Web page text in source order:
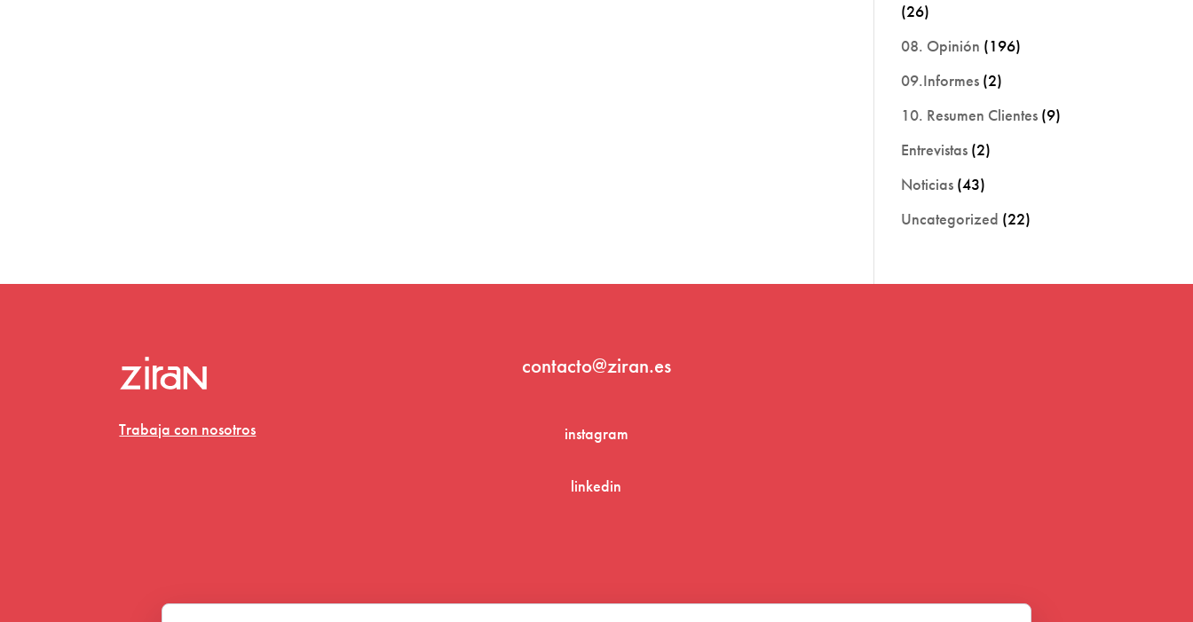
(26)
08. Opinión (196)
09.Informes (2)
10. Resumen Clientes (9)
Entrevistas (2)
Noticias (43)
Uncategorized (22)
Trabaja con nosotros
contacto@ziran.es
instagram
linkedin